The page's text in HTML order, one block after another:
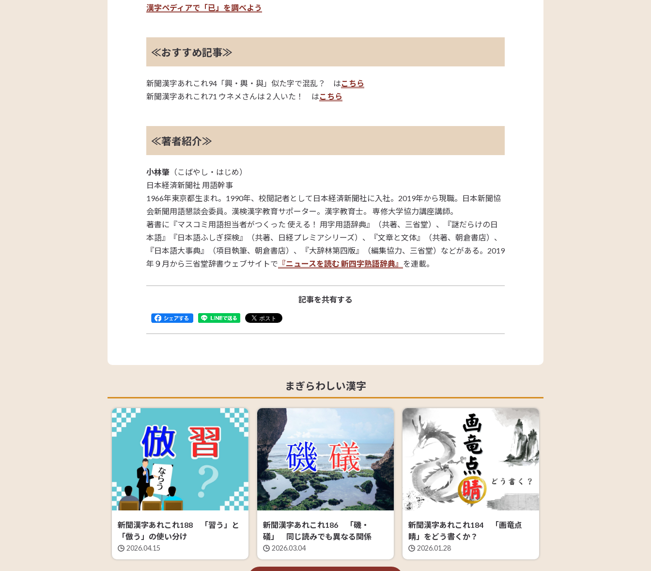
漢字ペディアで「已」を調べよう
≪おすすめ記事≫
新聞漢字あれこれ94「興・輿・與」似た字で混乱？ はこちら
新聞漢字あれこれ71 ウネメさんは２人いた！ はこちら
≪著者紹介≫
小林肇 （こばやし・はじめ）
日本経済新聞社 用語幹事
1966年東京都生まれ。1990年、校閲記者として日本経済新聞社に入社。2019年から現職。日本新聞協
会新聞用語懇談会委員。漢検漢字教育サポーター。漢字教育士。 専修大学協力講座講師。
著書に『マスコミ用語担当者がつくった 使える！ 用字用語辞典』（共著、三省堂）、『謎だらけの日
本語』『日本語ふしぎ探検』（共著、日経プレミアシリーズ）、『文章と文体』（共著、朝倉書店）、
『日本語大事典』（項目執筆、朝倉書店）、『大辞林第四版』（編集協力、三省堂）などがある。2019
年９月から三省堂辞書ウェブサイトで 『ニュースを読む 新四字熟語辞典』 を連載。
記事を共有する
まぎらわしい漢字
新聞漢字あれこれ188 「習う」と
「倣う」の使い分け
2026.04.15
新聞漢字あれこれ186 「磯・
礒」 同じ読みでも異なる関係
2026.03.04
新聞漢字あれこれ184 「画竜点
睛」をどう書くか？
2026.01.28